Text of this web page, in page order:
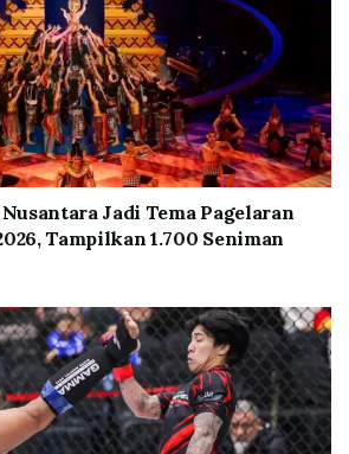
Jadi Tema Pagelaran
Tampilkan 1.700 Seniman